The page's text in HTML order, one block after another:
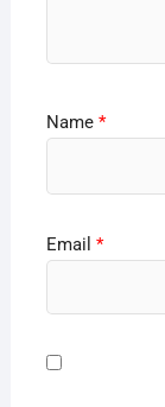
Name *
Email *